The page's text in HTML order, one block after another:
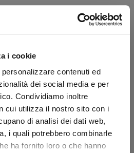
i cookie
contenuti ed
dei social media e per
Condividiamo inoltre
cui utilizza il nostro sito con i
di analisi dei dati web,
i quali potrebbero combinarle
ha fornito loro o che hanno
3
No
Sì